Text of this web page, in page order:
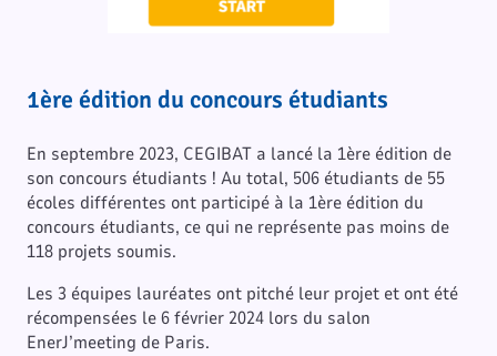
1ère édition du concours étudiants
En septembre 2023, CEGIBAT a lancé la 1ère édition de
son concours étudiants ! Au total, 506 étudiants de 55
écoles différentes ont participé à la 1ère édition du
concours étudiants, ce qui ne représente pas moins de
118 projets soumis.
Les 3 équipes lauréates ont pitché leur projet et ont été
récompensées le 6 février 2024 lors du salon
EnerJ’meeting de Paris.